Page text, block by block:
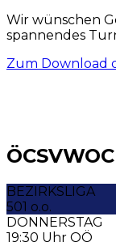
Wir wünschen
spannendes
Zum Download
ÖCSV
BEZIRKSLIGA
501 o.o.
DONNERSTAG
19:30 Uhr OÖ